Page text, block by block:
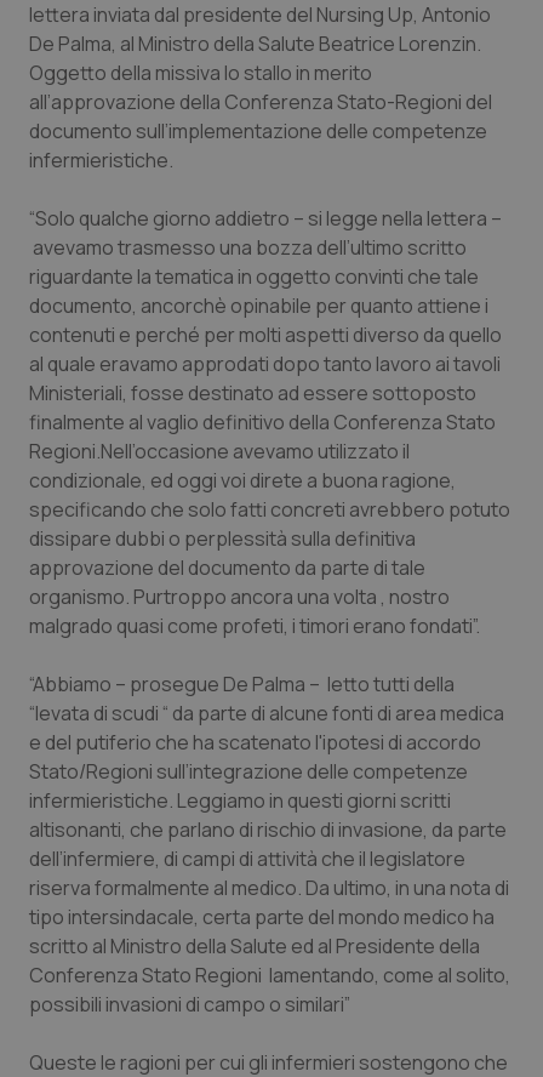
Calabria
Campania
Emilia-Romagna
Friuli Venezia Giulia
Lazio
Liguria
Lombardia
Marche
Molise
Piemonte
Provincia Autonoma di Trento
Puglia
Sardegna
Sicilia
Toscana
Asma & BPCO
Car-T
Colesterolo & coronaropatie
Dermatite Atopica
Diabete & glucometri
Disturbi dell’umore
Dolore
Donna & Salute
Epatiti
HIV
Ipertensione & Scompenso
Malattie rare
Malattia di Crohn & Rettocolite Ulcerosa
Neuroscienze & patologie neurodegenerative
Obesità
lettera inviata dal presidente del Nursing Up, Antonio
De Palma, al Ministro della Salute Beatrice Lorenzin.
Oggetto della missiva lo stallo in merito
all’approvazione della Conferenza Stato-Regioni del
documento sull’implementazione delle competenze
infermieristiche.
“Solo qualche giorno addietro – si legge nella lettera –
avevamo trasmesso una bozza dell’ultimo scritto
riguardante la tematica in oggetto convinti che tale
documento, ancorchè opinabile per quanto attiene i
contenuti e perché per molti aspetti diverso da quello
al quale eravamo approdati dopo tanto lavoro ai tavoli
Ministeriali, fosse destinato ad essere sottoposto
finalmente al vaglio definitivo della Conferenza Stato
Regioni.Nell’occasione avevamo utilizzato il
condizionale, ed oggi voi direte a buona ragione,
specificando che solo fatti concreti avrebbero potuto
dissipare dubbi o perplessità sulla definitiva
approvazione del documento da parte di tale
organismo. Purtroppo ancora una volta , nostro
malgrado quasi come profeti, i timori erano fondati”.
“Abbiamo – prosegue De Palma – letto tutti della
“levata di scudi “ da parte di alcune fonti di area medica
e del putiferio che ha scatenato l'ipotesi di accordo
Stato/Regioni sull’integrazione del­le competenze
infermieristiche. Leggiamo in questi giorni scritti
altisonanti, che parlano di rischio di invasione, da parte
dell’infermiere, di campi di attività che il legislatore
riserva formalmente al medico. Da ultimo, in una nota di
tipo intersindacale, certa parte del mondo medico ha
scritto al Ministro della Salute ed al Presidente della
Conferenza Stato Regioni lamentando, come al solito,
possibili invasioni di campo o similari”
Queste le ragioni per cui gli infermieri sostengono che